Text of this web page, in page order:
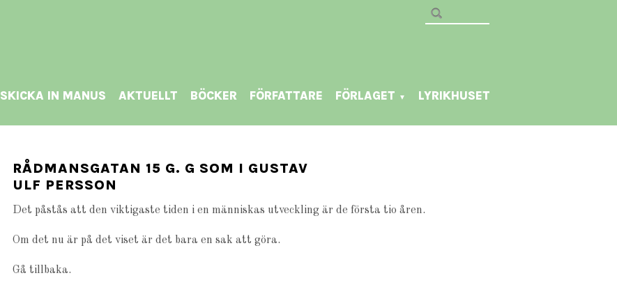
SKICKA IN MANUS AKTUELLT BÖCKER FÖRFATTARE FÖRLAGET ▼ LYRIKHUSET
RÅDMANSGATAN 15 G. G SOM I GUSTAV
ULF PERSSON
Det påstås att den viktigaste tiden i en människas utveckling är de första tio åren.
Om det nu är på det viset är det bara en sak att göra.
Gå tillbaka.